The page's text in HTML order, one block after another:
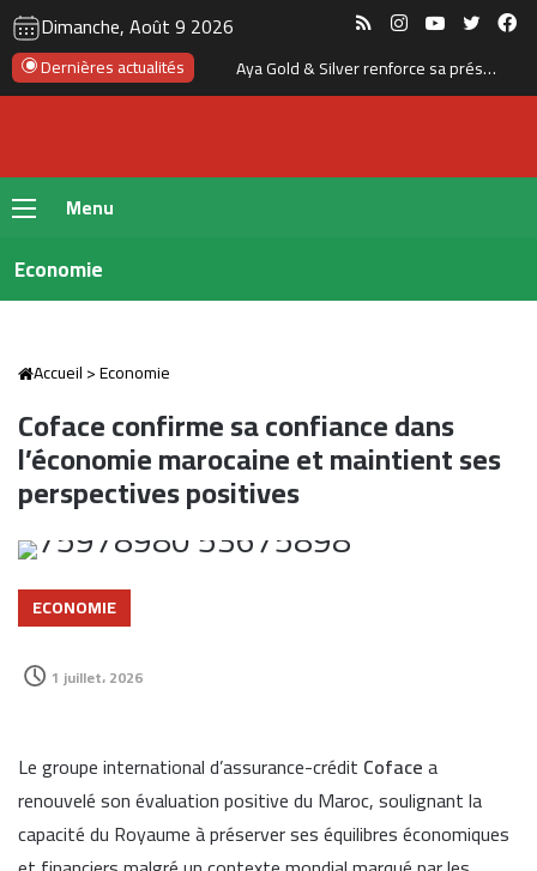
Dimanche, Août 9 2026 RSS InstagramYouTube
Dernières actualités Aya Gold & Silver renforce sa présence au Maroc avec l’acquisition de trois nouveaux projets miniers
Menu
Economie
Accueil>Economie
Coface confirme sa confiance dans
l’économie marocaine et maintient ses
perspectives positives
ECONOMIE
1 juillet، 2026
Le groupe international d’assurance-crédit Cofacea
renouvelé son évaluation positive du Maroc, soulignant la
capacité du Royaume à préserver ses équilibres économiques